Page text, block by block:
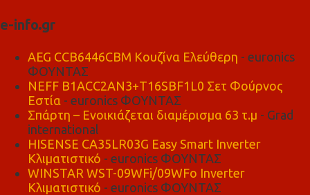
e-info.gr
AEG CCB6446CBM Κουζίνα Ελεύθερη - euronics
ΦΟΥΝΤΑΣ
NEFF B1ACC2AN3+T16SBF1L0 Σετ Φούρνος
Εστία - euronics ΦΟΥΝΤΑΣ
Σπάρτη – Ενοικιάζεται διαμέρισμα 63 τ.μ - Grad
international
HISENSE CA35LR03G Easy Smart Inverter
Κλιματιστικό - euronics ΦΟΥΝΤΑΣ
WINSTAR WST-09WFi/09WFo Inverter
Κλιματιστικό - euronics ΦΟΥΝΤΑΣ